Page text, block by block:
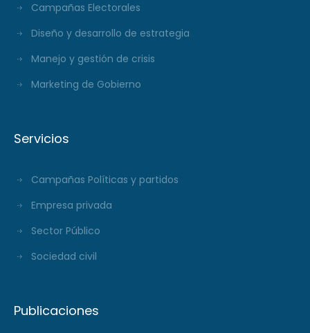
Campañas Electorales
Diseño y desarrollo de estrategia
Manejo y gestión de crisis
Marketing de Gobierno
Servicios
Campañas Políticas y partidos
Empresa privada
Sector Público
Sociedad civil
Publicaciones